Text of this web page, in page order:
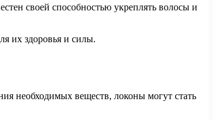
своей способностью укреплять волосы и
их здоровья и силы.
необходимых веществ, локоны могут стать